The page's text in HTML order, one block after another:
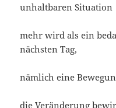
unhaltbaren Situation
mehr wird als ein
nächsten Tag,
nämlich eine
die Veränderung